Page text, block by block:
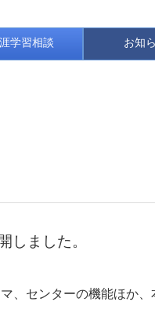
学習相談 お知
しました。
、センターの機能ほか